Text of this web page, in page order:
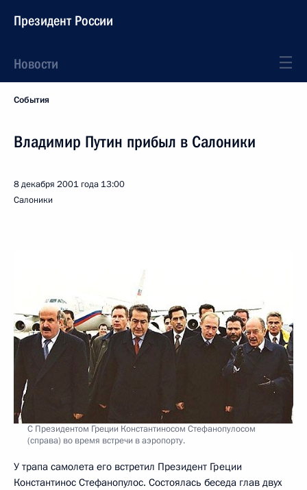
Президент России
Новости
События
Владимир Путин прибыл в Салоники
8 декабря 2001 года 13:00
Салоники
С Президентом Греции Константиносом Стефанопулосом
(справа) во время встречи в аэропорту.
У трапа самолета его встретил Президент Греции
Константинос Стефанопулос. Состоялась беседа глав двух